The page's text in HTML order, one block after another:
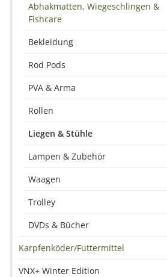
Abhakmatten, Wiegeschlingen &
Fishcare
Bekleidung
Rod Pods
PVA & Arma
Rollen
Liegen & Stühle
Lampen & Zubehör
Waagen
Trolley
DVDs & Bücher
Karpfenköder/Futtermittel
VNX+ Winter Edition